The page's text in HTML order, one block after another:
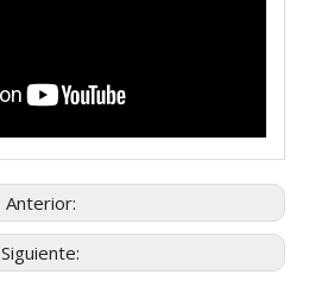
Anterior:
Siguiente: